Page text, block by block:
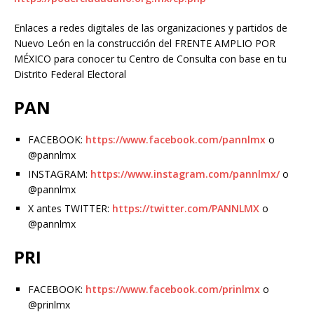
Enlaces a redes digitales de las organizaciones y partidos de
Nuevo León en la construcción del FRENTE AMPLIO POR
MÉXICO para conocer tu Centro de Consulta con base en tu
Distrito Federal Electoral
PAN
FACEBOOK: https://www.facebook.com/pannlmx o
@pannlmx
INSTAGRAM: https://www.instagram.com/pannlmx/o
@pannlmx
X antes TWITTER: https://twitter.com/PANNLMX o
@pannlmx
PRI
FACEBOOK: https://www.facebook.com/prinlmx o
@prinlmx